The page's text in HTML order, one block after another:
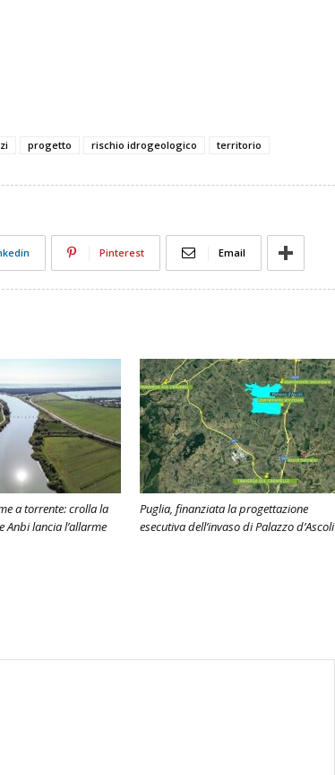
progetto rischio idrogeologico territorio
Pinterest Email
a torrente: crolla la
Anbi lancia l’allarme
Puglia, finanziata la progettazione
esecutiva dell’invaso di Palazzo d’Ascoli